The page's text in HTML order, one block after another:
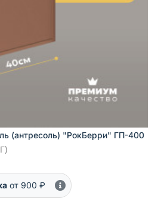
(антресоль) "РокБерри" ГП-400
от 900 ₽